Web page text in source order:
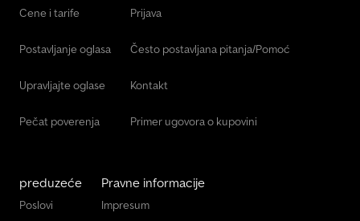
Cene i tarife
Postavljanje oglasa
Upravljajte oglase
Pečat poverenja
Prijava
Često postavljana pitanja/Pomoć
Kontakt
Primer ugovora o kupovini
preduzeće
Poslovi
Pravne informacije
Impresum